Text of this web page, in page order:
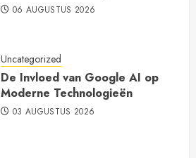
06 AUGUSTUS 2026
Uncategorized
De Invloed van Google AI op
Moderne Technologieën
03 AUGUSTUS 2026